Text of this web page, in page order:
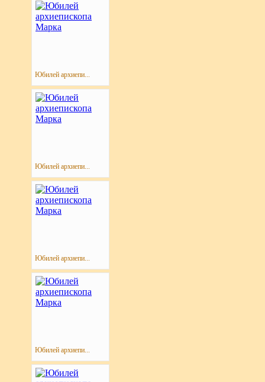
Юбилей архиепи...
Юбилей архиепи...
Юбилей архиепи...
Юбилей архиепи...